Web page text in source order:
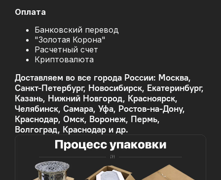
Оплата
Банковский перевод
"Золотая Корона"
Расчетный счет
Криптовалюта
Доставляем во все города России: Москва,
Санкт-Петербург, Новосибирск, Екатеринбург,
Казань, Нижний Новгород, Красноярск,
Челябинск, Самара, Уфа, Ростов-на-Дону,
Краснодар, Омск, Воронеж, Пермь,
Волгоград, Краснодар и др.